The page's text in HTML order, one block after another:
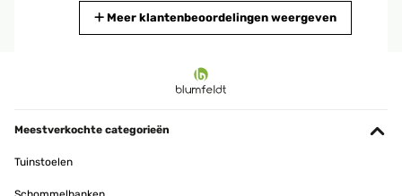
Teile gut verarbeitet, Stoff am Dach sieht robust, die nähte sind
sauber.Das einzige nachteil war zu lange Lieferzeit (zwei Kartons) -
beschädigt) es fehlte eine Schraube am Sessel teil (Sitz teil - 2
Meer klantenbeoordelingen weergeven
Meestverkochte categorieën
Tuinstoelen